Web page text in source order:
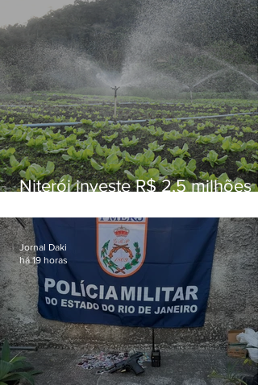
Niterói investe R$ 2,5 milhões
familiar para merenda escolar
Jornal Daki
há 19 horas